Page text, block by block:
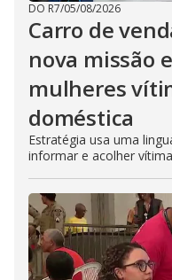
DO R7/05/08/2026
Carro de
nova missão
mulheres
doméstica
Estratégia usa uma
informar e acolher